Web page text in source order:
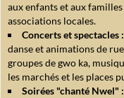
aux enfants et aux
associations locales.
Concerts et spectacles :
danse et animations de
groupes de gwo ka,
les marchés et les places
Soirées "chanté Nwel" :